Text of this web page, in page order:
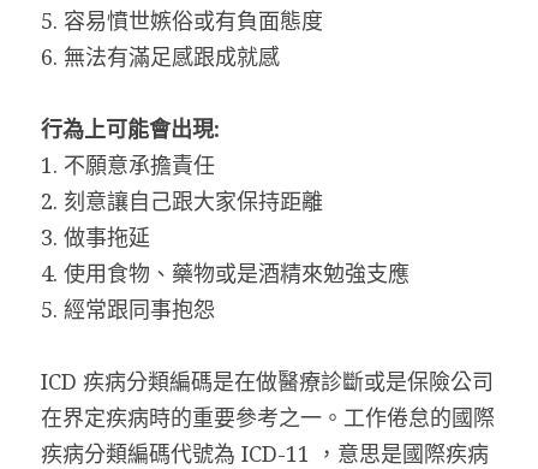
5. 容易憤世嫉俗或有負面態度
6. 無法有滿足感跟成就感
行為上可能會出現:
1. 不願意承擔責任
2. 刻意讓自己跟大家保持距離
3. 做事拖延
4. 使用食物、藥物或是酒精來勉強支應
5. 經常跟同事抱怨
ICD 疾病分類編碼是在做醫療診斷或是保險公司
在界定疾病時的重要參考之一。工作倦怠的國際
疾病分類編碼代號為 ICD-11 ，意思是國際疾病